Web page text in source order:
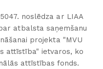
noslēdza ar LIAA
atbalsta saņemšanu
projekta "MVU
attīstība" ietvaros, ko
attīstības fonds.